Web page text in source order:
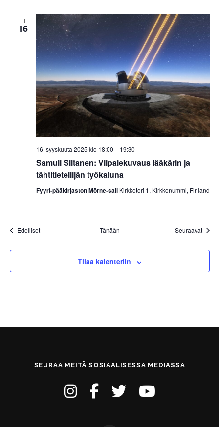
TI
16
Samuli Siltanen: Viipalekuvaus lääkärin ja
tähtitieteilijän työkaluna
16. syyskuuta 2025 klo 18:00 – 19:30
Fyyri-pääkirjaston Mörne-sali Kirkkotori 1, Kirkkonummi, Finland
EdellisetTapahtumat Tänään Seuraavat
Tilaa kalenteriin
SEURAA MEITÄ SOSIAALISESSA MEDIASSA